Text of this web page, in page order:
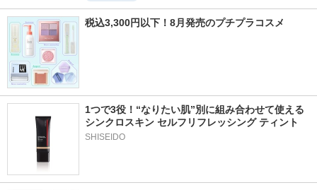
税込3,300円以下！8月発売のプチプラコスメ
1つで3役！“なりたい肌”別に組み合わせて使える
シンクロスキン セルフリフレッシング ティント
SHISEIDO